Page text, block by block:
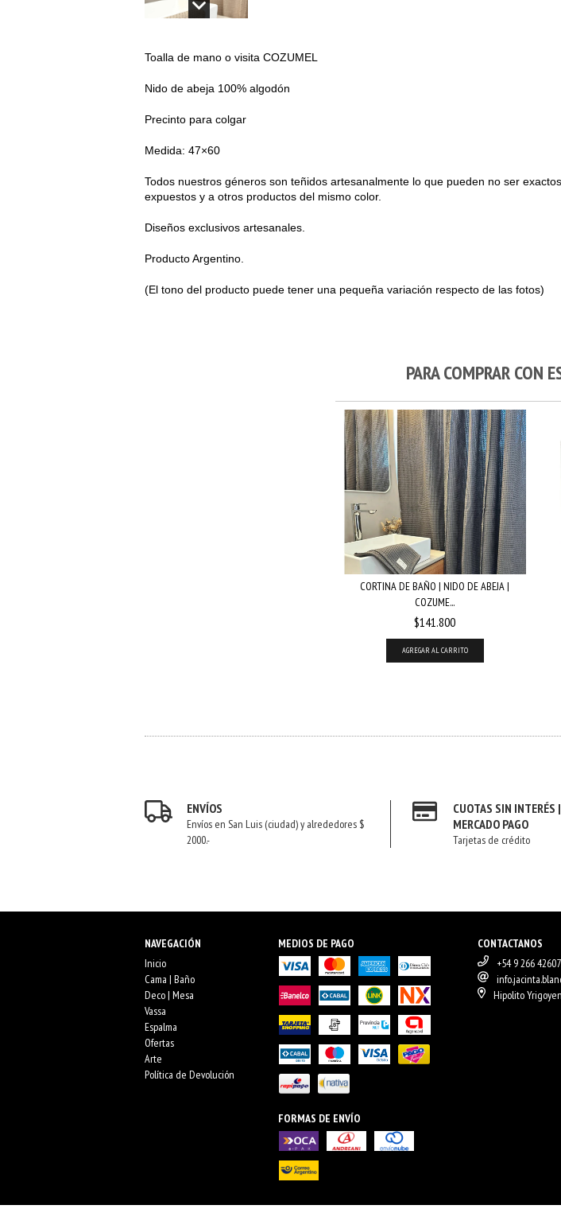
Toalla de mano o visita COZUMEL
Nido de abeja 100% algodón
Precinto para colgar
Medida: 47×60
Todos nuestros géneros son teñidos artesanalmente lo que pueden no ser
expuestos y a otros productos del mismo color.
Diseños exclusivos artesanales.
Producto Argentino.
(El tono del producto puede tener una pequeña variación respecto de las fotos)
PARA COMPRAR CON
CORTINA DE BAÑO | NIDO DE ABEJA |
COZUME...
$141.800
ENVÍOS
Envíos en San Luis (ciudad) y alrededores $
2000.-
CUOTAS SIN INTERÉS
MERCADO PAGO
Tarjetas de crédito
NAVEGACIÓN
Inicio
Cama | Baño
Deco | Mesa
Vassa
Espalma
Ofertas
Arte
Política de Devolución
MEDIOS DE PAGO
FORMAS DE ENVÍO
CONTACTANOS
+54 9 266
Hipolito